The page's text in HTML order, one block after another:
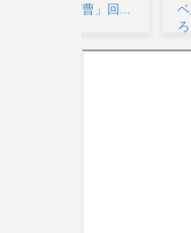
ベ人魚の描き下